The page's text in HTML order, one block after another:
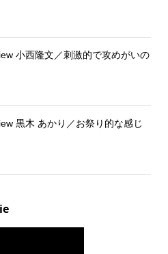
小西隆文／刺激的で攻めがいの
黒木 あかり／お祭り的な感じ